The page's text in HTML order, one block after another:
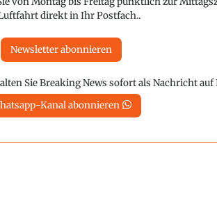
direkt in Ihr Postfach..
Newsletter abonnieren
Sie Breaking News sofort als Nachricht
Kanal abonnieren